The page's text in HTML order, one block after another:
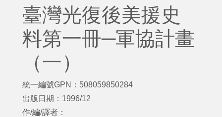
臺灣光復後美援史
料第一冊─軍協計畫
（一）
統一編號GPN：508059850284
出版日期：1996/12
作/編/譯者：